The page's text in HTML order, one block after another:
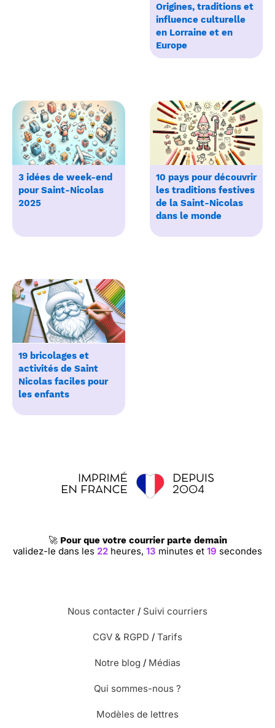
Origines, traditions et
influence culturelle
en Lorraine et en
Europe
3 idées de week-end
pour Saint-Nicolas
2025
10 pays pour découvrir
les traditions festives
de la Saint-Nicolas
dans le monde
19 bricolages et
activités de Saint
Nicolas faciles pour
les enfants
🚀 Pour que votre courrier parte demain
validez-le dans les 22 heures, 13 minutes et 19 secondes
Nous contacter / Suivi courriers
CGV & RGPD / Tarifs
Notre blog / Médias
Qui sommes-nous ?
Modèles de lettres